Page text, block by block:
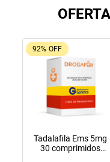
92% OFF
Tadalafila Ems 5mg
30 comprimidos